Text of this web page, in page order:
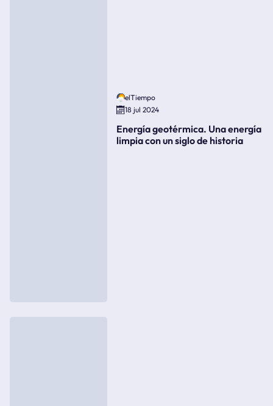
elTiempo
18 jul 2024
Energía geotérmica. Una energía
limpia con un siglo de historia